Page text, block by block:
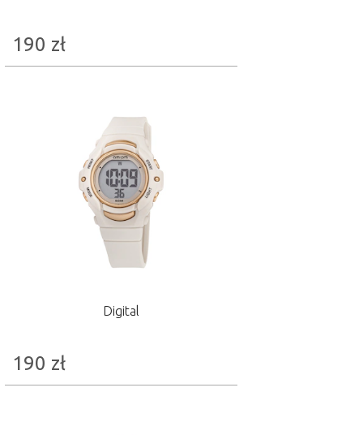
190 zł
Digital
190 zł